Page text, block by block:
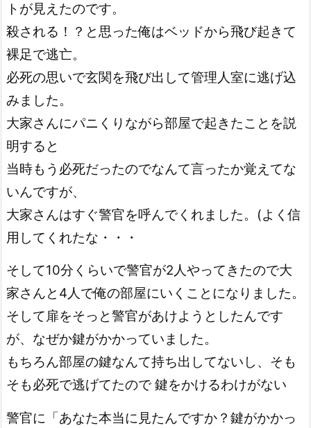
トが見えたのです。
殺される！？と思った俺はベッドから飛び起きて
裸足で逃亡。
必死の思いで玄関を飛び出して管理人室に逃げ込
みました。
大家さんにパニくりながら部屋で起きたことを説
明すると
当時もう必死だったのでなんて言ったか覚えてな
いんですが、
大家さんはすぐ警官を呼んでくれました。(よく信
用してくれたな・・・
そして10分くらいで警官が2人やってきたので大
家さんと4人で俺の部屋にいくことになりました。
そして扉をそっと警官があけようとしたんです
が、なぜか鍵がかかっていました。
もちろん部屋の鍵なんて持ち出してないし、そも
そも必死で逃げてたので 鍵をかけるわけがない
警官に「あなた本当に見たんですか？鍵がかかっ